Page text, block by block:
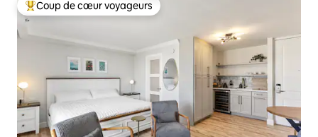
Coups de cœur voyageurs les plus appréciés
Coup de cœur voyageurs